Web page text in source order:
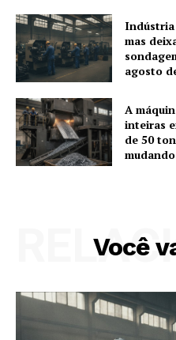
mas
agosto
A
inteiras
de 50
Você